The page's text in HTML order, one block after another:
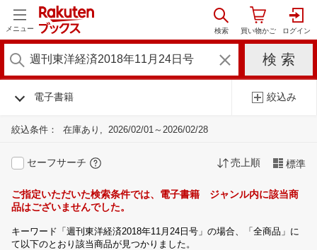
メニュー
電子書籍 絞込み
絞込条件： 在庫あり 2026/02/01～2026/02/28
セーフサーチ 売上順 標準
ご指定いただいた検索条件では、電子書籍 ジャンル内に該当商
品はございませんでした。
キーワード「週刊東洋経済2018年11月24日号」の場合、「全商品」に
て以下のとおり該当商品が見つかりました。